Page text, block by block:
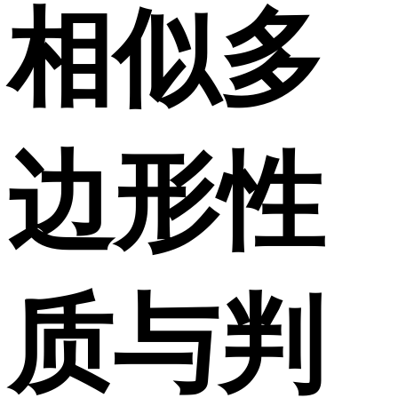
相似多
边形性
质与判